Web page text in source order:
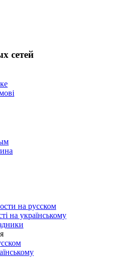
сетей
на русском
на українському